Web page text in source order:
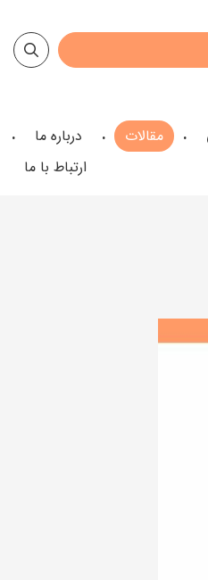
مقالات
درباره ما
ارتباط با ما